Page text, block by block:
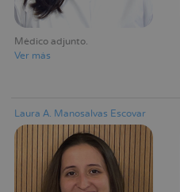
Médico adjunto
Ver más
Laura A. Manosalvas Escovar